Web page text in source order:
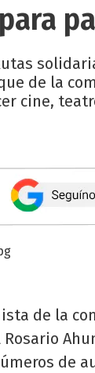
de la
cine,
de la
de